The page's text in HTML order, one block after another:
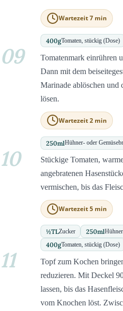
Wartezeit 7 min
400gTomaten, stückig (Dose)
09
Tomatenmark einrühren
Dann mit dem
Marinade ablöschen und
lösen.
Wartezeit 2 min
250mlHühner- oder
10
Stückige Tomaten,
angebratenen
vermischen, bis das
Wartezeit 5 min
½TLZucker 250ml
400gTomaten, stückig (Dose)
11
Topf zum Kochen
reduzieren. Mit Deckel
lassen, bis das
vom Knochen löst.